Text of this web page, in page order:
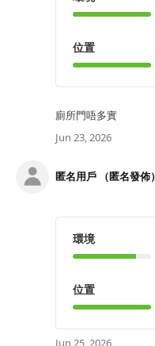
位置
廁所門唔多實
Jun 23, 2026
匿名用戶 （匿名發佈）
環境
位置
Jun 25, 2026